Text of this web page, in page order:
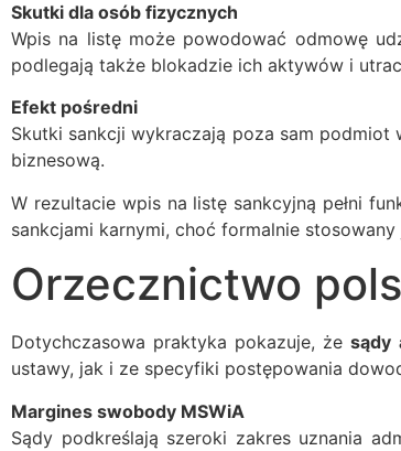
Skutki dla osób fizycznych
Wpis na listę może powodować odmowę
podlegają także blokadzie ich aktywów i
Efekt pośredni
Skutki sankcji wykraczają poza sam
biznesową.
W rezultacie wpis na listę sankcyjną pełni
sankcjami karnymi, choć formalnie
Orzecznictwo
Dotychczasowa praktyka pokazuje, żesądy
ustawy, jak i ze specyfiki postępowania
Margines swobody MSWiA
Sądy podkreślają szeroki zakres uznania